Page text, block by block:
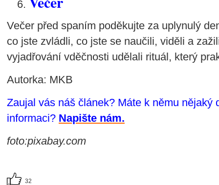
Večer před spaním poděkujte za uplynulý
co jste zvládli, co jste se naučili, viděli a
vyjadřování vděčnosti udělali rituál, který
Autorka: MKB
Zaujal vás náš článek? Máte k němu nějaký
informaci? Napište nám.
foto:pixabay.com
32